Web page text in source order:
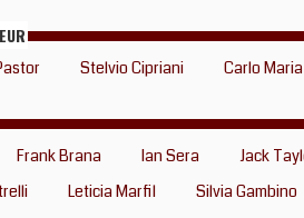
Stelvio Cipriani Carlo
Frank Brana Ian Sera
Jack
Leticia Marfil
Silvia Gambino